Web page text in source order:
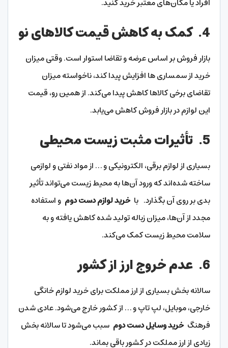
افراد یا مکان‌های معتبر خرید کنید.
4. کمک به کاهش قیمت کالاهای نو
بازار فروش بر اساس عرضه و تقاضا استوار است. وقتی میزان
خرید از سمساری ها افزایش پیدا کند، ناخواسته میزان
تقاضای برخی کالاها کاهش پیدا می‌کند. از همین رو، قیمت
این لوازم در بازار فروش کاهش می‌یابد.
5. تأثیرات مثبت زیست محیطی
بسیاری از لوازم برقی، الکترونیکی و … از مواد نفتی و لوازمی
ساخته شده‌اند که ورود آن‌ها به محیط زیست می‌تواند تأثیر
بدی بر روی آن بگذارد. باخرید لوازم دست دوم و استفاده
مجدد از آن‌ها، میزان زباله تولید شده کاهش یافته و به
سلامت محیط زیست کمک می‌کند.
6. عدم خروج ارز از کشور
سالانه بخش بسیاری از ارز مملکت برای خرید لوازم خانگی
خارجی، موبایل، لپ تاپ و … از کشور خارج می‌شود. عادی شدن
فرهنگخرید وسایل دست دوم سبب می‌شود تا سالانه بخش
زیادی از ارز مملکت در کشور باقی بماند.